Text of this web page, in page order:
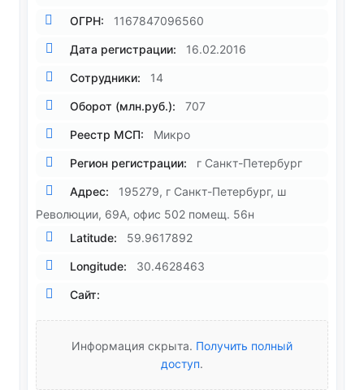
ОГРН: 1167847096560
Дата регистрации: 16.02.2016
Сотрудники: 14
Оборот (млн.руб.): 707
Реестр МСП: Микро
Регион регистрации: г Санкт-Петербург
Адрес:
195279, г Санкт-Петербург, ш
Революции, 69А, офис 502 помещ. 56н
Latitude:
59.9617892
Longitude: 30.4628463
Сайт:
Информация скрыта. Получить полный
доступ.